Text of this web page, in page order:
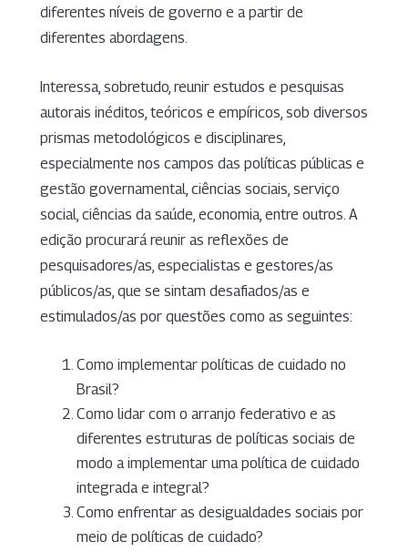
diferentes níveis de governo e a partir de
diferentes abordagens.
Interessa, sobretudo, reunir estudos e pesquisas
autorais inéditos, teóricos e empíricos, sob diversos
prismas metodológicos e disciplinares,
especialmente nos campos das políticas públicas e
gestão governamental, ciências sociais, serviço
social, ciências da saúde, economia, entre outros. A
edição procurará reunir as reflexões de
pesquisadores/as, especialistas e gestores/as
públicos/as, que se sintam desafiados/as e
estimulados/as por questões como as seguintes:
Como implementar políticas de cuidado no
Brasil?
Como lidar com o arranjo federativo e as
diferentes estruturas de políticas sociais de
modo a implementar uma política de cuidado
integrada e integral?
Como enfrentar as desigualdades sociais por
meio de políticas de cuidado?